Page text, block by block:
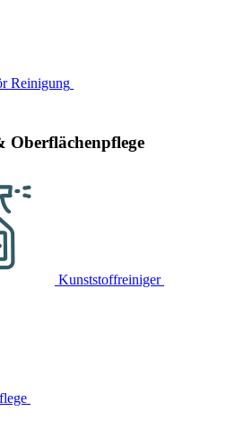
Reinigung
Oberflächenpflege
Kunststoffreiniger